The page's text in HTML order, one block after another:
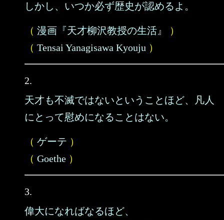
しかし、いつか必ず歴史が認めるよ。
（ 漫画『天才柳沢教授の生活』
）
（ Tensai Yanagisawa Kyouju ）
2.
天才も不滅ではないということほど、凡人
にとって慰めになることはない。
（ ゲーテ ）
（ Goethe ）
3.
偉大になればなるほど、